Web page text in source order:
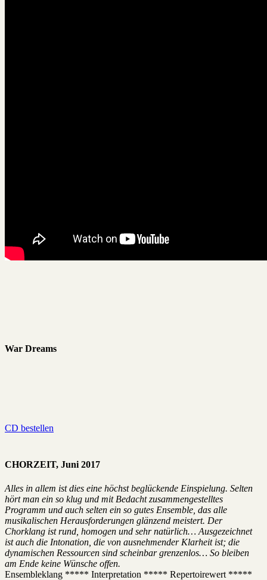
War Dreams
CD bestellen
CHORZEIT, Juni 2017
Alles in allem ist dies eine höchst beglückende Einspielung. Selten
hört man ein so klug und mit Bedacht zusammengestelltes
Programm und auch selten ein so gutes Ensemble, das alle
musikalischen Herausforderungen glänzend meistert. Der
Chorklang ist rund, homogen und sehr natürlich… Ausgezeichnet
ist auch die Intonation, die von ausnehmender Klarheit ist; die
dynamischen Ressourcen sind scheinbar grenzenlos… So bleiben
am Ende keine Wünsche offen.
Ensembleklang ***** Interpretation ***** Repertoirewert *****